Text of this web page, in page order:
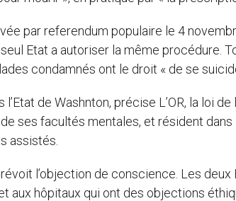
par referendum populaire le 4
Etat a autoriser la même procédure.
condamnés ont le droit « de se
l’Etat de Washnton, précise L’OR, la loi
ses facultés mentales, et résident dans
assistés.
l’objection de conscience. Les
aux hôpitaux qui ont des objections